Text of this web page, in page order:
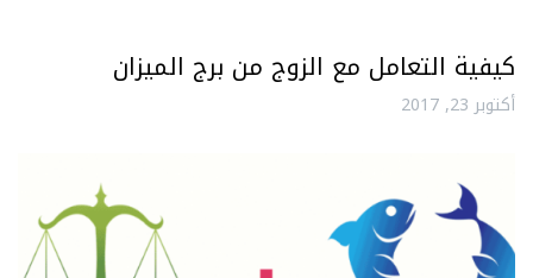
كيفية التعامل مع الزوج من برج الميزان
أكتوبر 23, 2017